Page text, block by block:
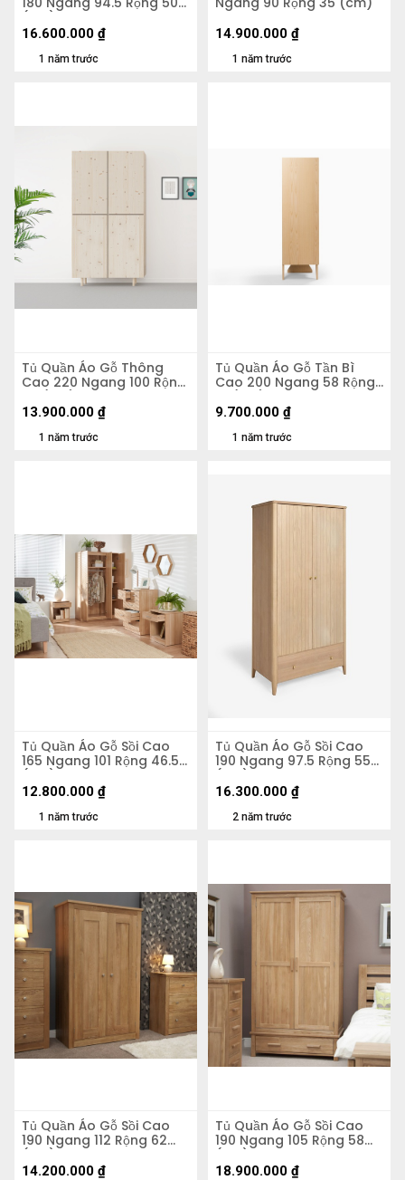
(cm)
1 năm trước
16.600.000 ₫
1 năm trước
14.900.000 ₫
Tủ Quần Áo Gỗ Thông
Cao 220 Ngang 100 Rộng
57 (cm)
1 năm trước
13.900.000 ₫
Tủ Quần Áo Gỗ Tần Bì
Cao 200 Ngang 58 Rộng
51 (cm)
1 năm trước
9.700.000 ₫
Tủ Quần Áo Gỗ Sồi Cao
165 Ngang 101 Rộng 46.5
(cm)
1 năm trước
12.800.000 ₫
Tủ Quần Áo Gỗ Sồi Cao
190 Ngang 97.5 Rộng 55
(cm)
2 năm trước
16.300.000 ₫
Tủ Quần Áo Gỗ Sồi Cao
190 Ngang 112 Rộng 62
(cm)
14.200.000 ₫
Tủ Quần Áo Gỗ Sồi Cao
190 Ngang 105 Rộng 58
(cm)
18.900.000 ₫